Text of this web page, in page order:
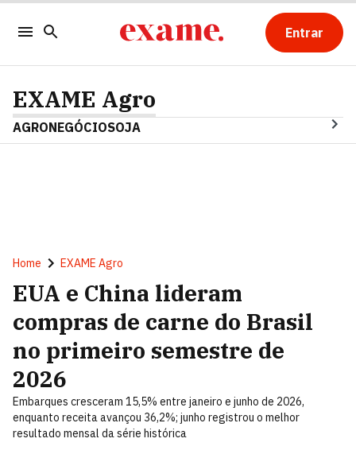
Entrar
EXAME Agro
AGRONEGÓCIOSOJA
Home EXAME Agro
EUA e China lideram
compras de carne do Brasil
no primeiro semestre de
2026
Embarques cresceram 15,5% entre janeiro e junho de 2026,
enquanto receita avançou 36,2%; junho registrou o melhor
resultado mensal da série histórica